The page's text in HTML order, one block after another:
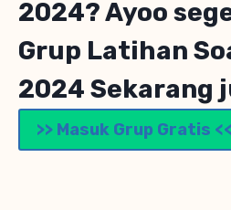
2024? Ayoo
Grup Latihan
2024 Sekarang
>> Masuk Grup Gratis <<